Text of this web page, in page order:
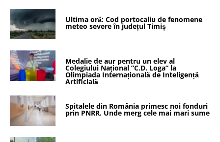
Ultima oră: Cod portocaliu de fenomene
meteo severe în județul Timiș
Medalie de aur pentru un elev al
Colegiului Național ”C.D. Loga” la
Olimpiada Internațională de Inteligență
Artificială
Spitalele din România primesc noi fonduri
prin PNRR. Unde merg cele mai mari sume